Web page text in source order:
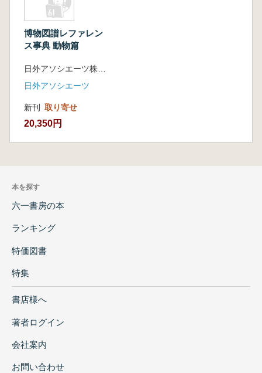
博物図譜レファレン
ス事典 動物篇
日外アソシエーツ株式会社 編集
日外アソシエーツ
新刊 取り寄せ
20,350円
本を探す
六一書房の本
ランキング
特価図書
特集
書店様へ
著者ログイン
会社案内
お問い合わせ